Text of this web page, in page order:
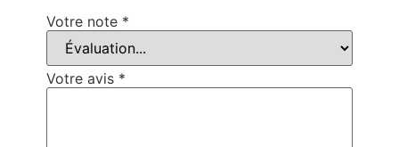
Votre note *
Votre avis *